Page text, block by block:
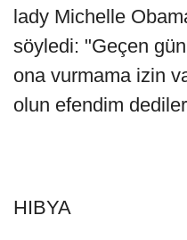
lady Michelle
söyledi: "Geçen
ona vurmama izin
olun efendim
HIBYA